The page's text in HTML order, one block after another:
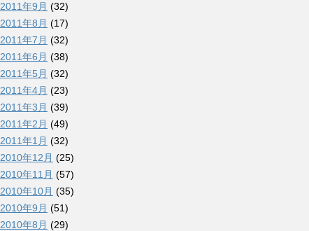
2011年9月 (32)
2011年8月 (17)
2011年7月 (32)
2011年6月 (38)
2011年5月 (32)
2011年4月 (23)
2011年3月 (39)
2011年2月 (49)
2011年1月 (32)
2010年12月 (25)
2010年11月 (57)
2010年10月 (35)
2010年9月 (51)
2010年8月 (29)